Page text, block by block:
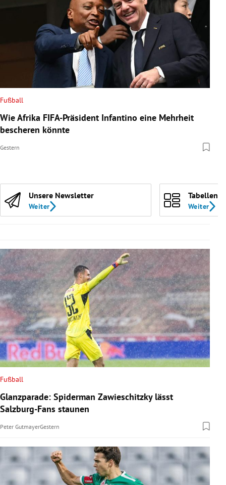
Fußball
Wie Afrika FIFA-Präsident Infantino eine Mehrheit
bescheren könnte
Gestern
Unsere Newsletter
Weiter
Tabellen
Weiter
Fußball
Glanzparade: Spiderman Zawieschitzky lässt
Salzburg-Fans staunen
Peter GutmayerGestern